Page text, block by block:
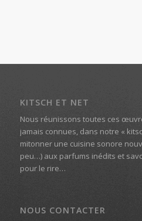
KITSCH ET NET
Nous réunissons toutes ces
jamais connues, dans notre «
mitonner une cuisine sonore
peu…) aux parfums inédits et
pour le rire…
NOUS CONTACTER